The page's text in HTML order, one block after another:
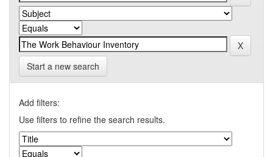
Start a new search
Add filters:
Use filters to refine the search results.